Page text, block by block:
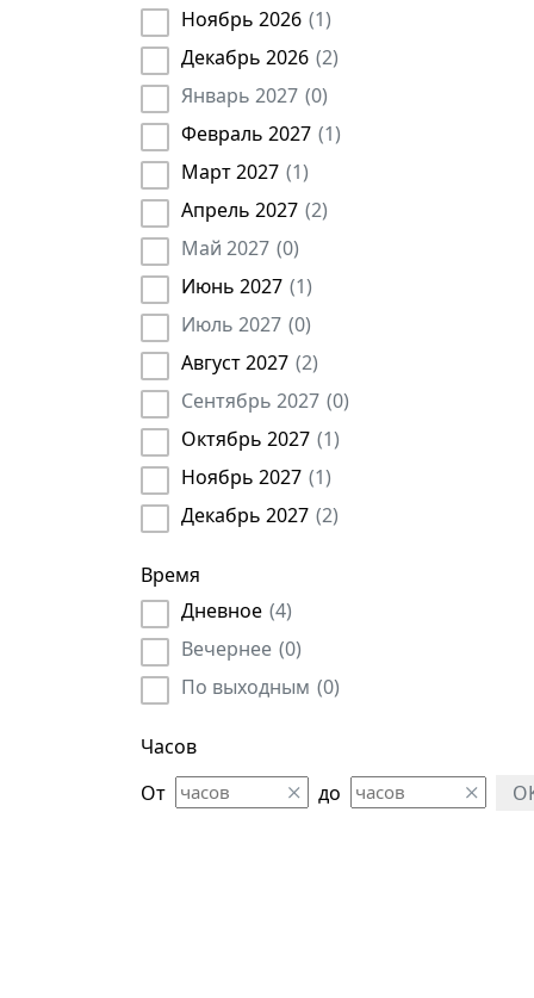
Медики
124)
Рабочие
26)
Агроном
Арбитражный управляющий
Брокер (45)
Главная медсестра
Директор (3456 )
Диспетчер (27)
Инспектор (223)
Кассир (20
Контролер
(24)
Метролог
Модератор
Муниципальные служащие
Планировщик
Руководитель
Руководитель автохозяйства (1)
Сметчик (38)
Ноябрь 2026 (1)
Декабрь 2026 (2)
Январь 2027 (0)
Февраль 2027 (1)
Март 2027 (1)
Апрель 2027 (2)
Май 2027 (0)
Июнь 2027 (1)
Июль 2027 (0)
Август 2027 (2)
Сентябрь 2027 (0)
Октябрь 2027 (1)
Ноябрь 2027 (1)
Декабрь 2027 (2)
Время
Дневное (4)
Вечернее (0)
По выходным (0)
Часов
От
до